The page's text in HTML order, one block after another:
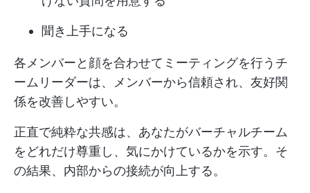
聞き上手になる
各メンバーと顔を合わせてミーティングを行うチ
ームリーダーは、メンバーから信頼され、友好関
係を改善しやすい。
正直で純粋な共感は、あなたがバーチャルチーム
をどれだけ尊重し、気にかけているかを示す。そ
の結果、内部からの接続が向上する。